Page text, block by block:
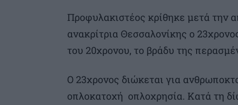
Προφυλακιστέος κρίθηκε μετά την
ανακρίτρια Θεσσαλονίκης ο
του 20χρονου, το βράδυ της
Ο 23χρονος διώκεται για
οπλοκατοχή οπλοχρησία. Κατά τη